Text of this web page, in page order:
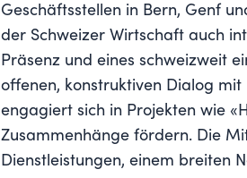
Geschäftsstellen in Bern, Genf
der Schweizer Wirtschaft auch
Präsenz und eines schweizweit
offenen, konstruktiven Dialog
engagiert sich in Projekten wie
Zusammenhänge fördern. Die
Dienstleistungen, einem breiten